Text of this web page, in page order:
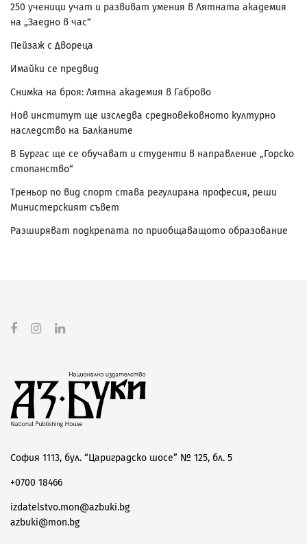
250 ученици учат и развиват умения в Лятната академия
на „Заедно в час“
Пейзаж с Двореца
Имайки се предвид
Снимка на броя: Лятна академия в Габрово
Нов институт ще изследва средновековното културно
наследство на Балканите
В Бургас ще се обучават и студенти в направление „Горско
стопанство“
Треньор по вид спорт става регулирана професия, реши
Министерският съвет
Разширяват подкрепата по приобщаващото образование
София 1113, бул. “Цариградско шосе” № 125, бл. 5
+0700 18466
izdatelstvo.mon@azbuki.bg
azbuki@mon.bg